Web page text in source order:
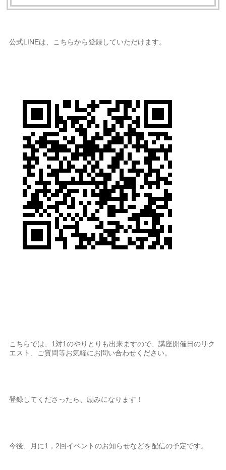
公式LINEは、こちらから登録していただけます。
こちらでは、1対1のやりとりも出来ますので、講座開催日のリク
エスト、ご質問等お気軽にお問い合わせください。
登録してくださったら、励みになります！
今後、月に1，2回イベントのお知らせなどを配信の予定です。